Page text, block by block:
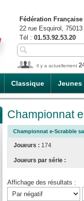
Classique Jeunes
Fédération
22 rue Esquirol,
Tél : 01.53.92.53.20
Il y a actuellement
Championnat
Championnat e-Scrabble
Joueurs : 174
Joueurs par série :
Affichage des résultats :